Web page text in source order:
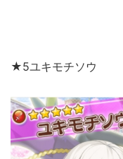
★5ユキモチソウ